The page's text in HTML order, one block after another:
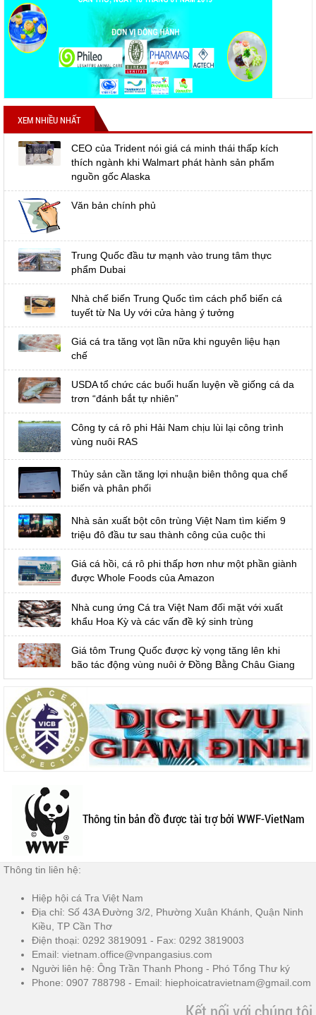
XEM NHIỀU NHẤT
CEO của Trident nói giá cá minh thái thấp kích
thích ngành khi Walmart phát hành sản phẩm
nguồn gốc Alaska
Văn bản chính phủ
Trung Quốc đầu tư mạnh vào trung tâm thực
phẩm Dubai
Nhà chế biến Trung Quốc tìm cách phổ biến cá
tuyết từ Na Uy với cửa hàng ý tưởng
Giá cá tra tăng vọt lần nữa khi nguyên liệu hạn
chế
USDA tổ chức các buổi huấn luyện về giống cá da
trơn “đánh bắt tự nhiên”
Công ty cá rô phi Hải Nam chịu lùi lại công trình
vùng nuôi RAS
Thủy sản cần tăng lợi nhuận biên thông qua chế
biến và phân phối
Nhà sản xuất bột côn trùng Việt Nam tìm kiếm 9
triệu đô đầu tư sau thành công của cuộc thi
Giá cá hồi, cá rô phi thấp hơn như một phần giành
được Whole Foods của Amazon
Nhà cung ứng Cá tra Việt Nam đối mặt với xuất
khẩu Hoa Kỳ và các vấn đề ký sinh trùng
Giá tôm Trung Quốc được kỳ vọng tăng lên khi
bão tác động vùng nuôi ở Đồng Bằng Châu Giang
Thông tin bản đồ được tài trợ bởi WWF-VietNam
Thông tin liên hệ:
Hiệp hội cá Tra Việt Nam
Địa chỉ: Số 43A Đường 3/2, Phường Xuân Khánh, Quận Ninh
Kiều, TP Cần Thơ
Điện thoại: 0292 3819091 - Fax: 0292 3819003
Email: vietnam.office@vnpangasius.com
Người liên hệ: Ông Trần Thanh Phong - Phó Tổng Thư ký
Phone: 0907 788798 - Email: hiephoicatravietnam@gmail.com
Kết nối với chúng tôi